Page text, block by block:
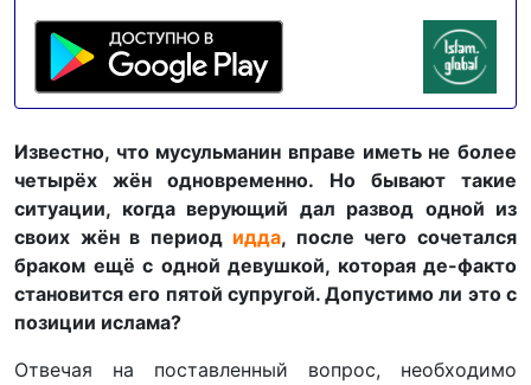
Известно, что мусульманин вправе иметь не более
четырёх жён одновременно. Но бывают такие
ситуации, когда верующий дал развод одной из
своих жён в период идда, после чего сочетался
браком ещё с одной девушкой, которая де-факто
становится его пятой супругой. Допустимо ли это с
позиции ислама?
Отвечая на поставленный вопрос, необходимо